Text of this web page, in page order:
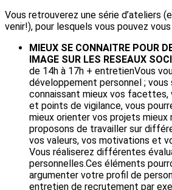
Vous retrouverez une série d’ateliers
venir!), pour lesquels vous pouvez
MIEUX SE CONNAITRE POUR
IMAGE SUR LES RESEAUX
de 14h à 17h + entretienVous
développement personnel ; vous
connaissant mieux vos
et points de vigilance, vous
mieux orienter vos projets mieux
proposons de travailler sur
vos valeurs, vos motivations et
Vous réaliserez différentes
personnelles.Ces éléments
argumenter votre profil de
entretien de recrutement par